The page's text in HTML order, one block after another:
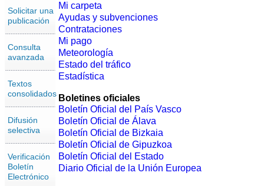
Solicitar una
publicación
Consulta
avanzada
Textos
consolidados
Difusión
selectiva
Verificación
Boletín
Electrónico
Mi carpeta
Ayudas y subvenciones
Contrataciones
Mi pago
Meteorología
Estado del tráfico
Estadística
Boletines oficiales
Boletín Oficial del País Vasco
Boletín Oficial de Álava
Boletín Oficial de Bizkaia
Boletín Oficial de Gipuzkoa
Boletín Oficial del Estado
Diario Oficial de la Unión Europea